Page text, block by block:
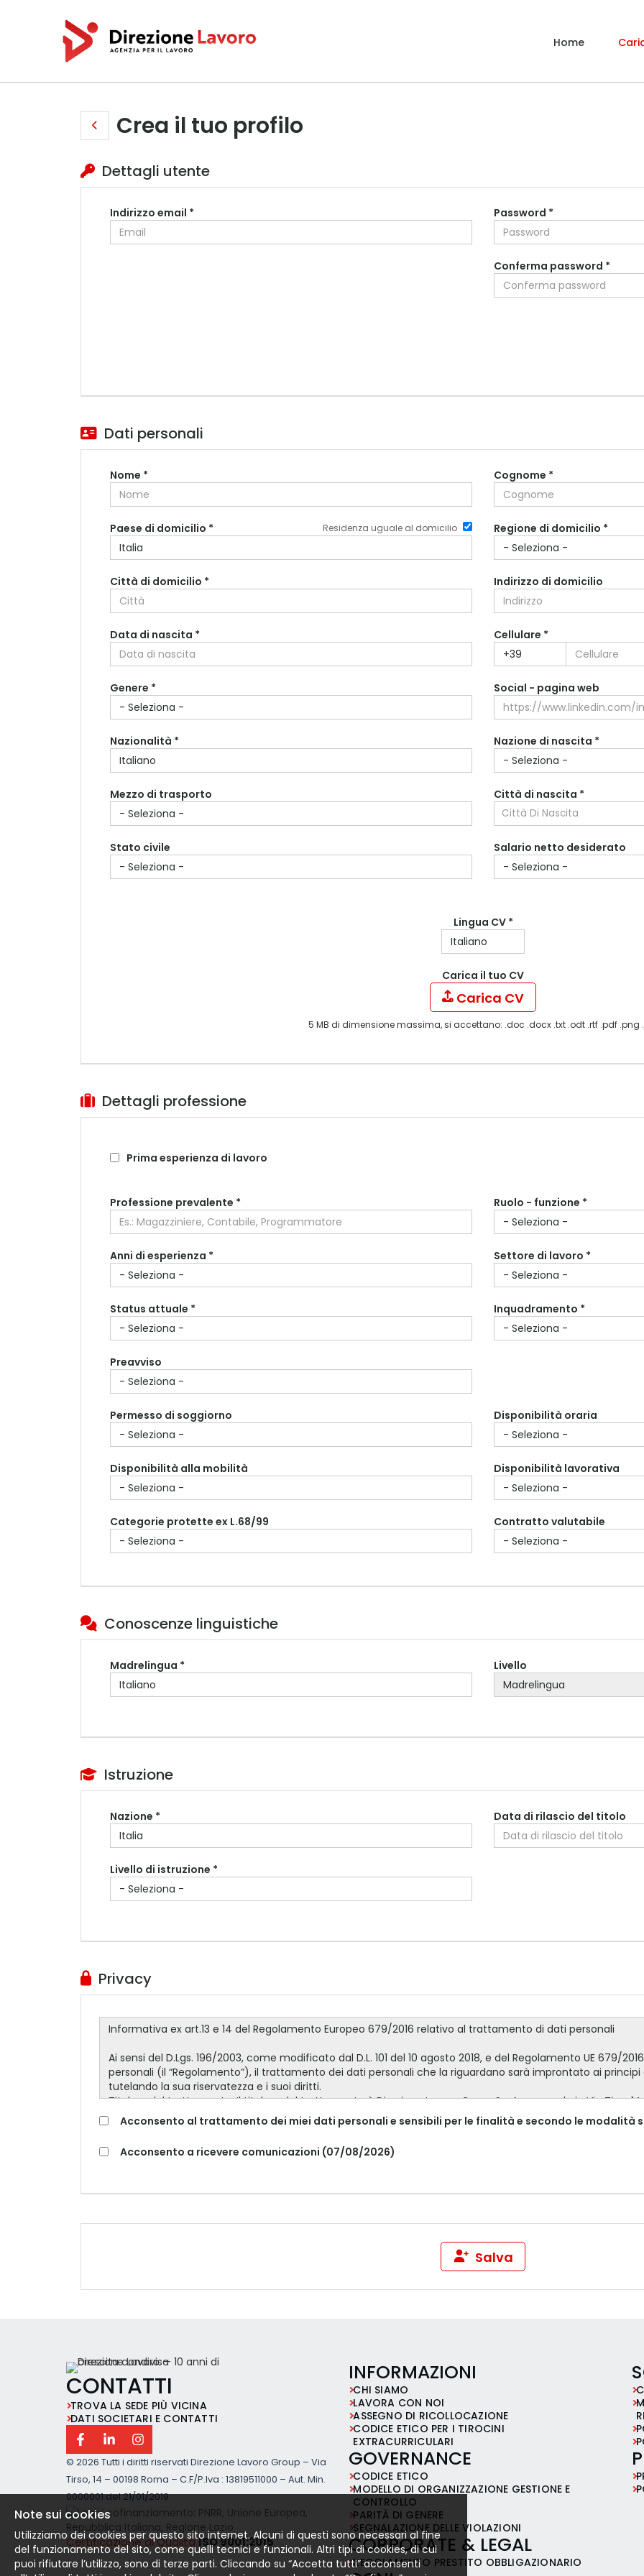
Note sui cookies
Utilizziamo dei cookies per questo sito internet. Alcuni di questi sono necessari al fine
del funzionamento del sito, come quelli tecnici e funzionali. Altri tipi di cookies, di cui
puoi rifiutare l’utilizzo, sono di terze parti. Cliccando su “Accetta tutti” acconsenti
Home
Crea il tuo profilo
Dettagli utente
Indirizzo email * Password *
Conferma password *
Dati personali
Nome * Cognome *
Paese di domicilio * Residenza uguale al domicilio Regione di domicilio *
Città di domicilio * Indirizzo di domicilio
Paese di residenza * Regione di residenza *
Città di residenza Indirizzo di residenza
Data di nascita *
Genere *
Nazionalità *
Mezzo di trasporto
Stato civile
Cellulare *
Social - pagina web
Nazione di nascita *
Città di nascita *
Città Di Nascita
Salario netto desiderato
Lingua CV *
Carica il tuo CV
Carica CV
5 MB di dimensione massima, si accettano: .doc .docx .txt .odt .rtf .pdf .png
Dettagli professione
Prima esperienza di lavoro
Professione prevalente * Ruolo - funzione *
Anni di esperienza *
Status attuale *
Preavviso
Settore di lavoro *
Inquadramento *
Permesso di soggiorno
Disponibilità alla mobilità
Categorie protette ex L.68/99
Disponibilità oraria
Disponibilità lavorativa
Contratto valutabile
Conoscenze linguistiche
Madrelingua * Livello
Istruzione
Nazione *
Livello di istruzione *
Data di rilascio del titolo
Privacy
Acconsento al trattamento dei miei dati personali e sensibili per le finalità e secondo le
Acconsento a ricevere comunicazioni (07/08/2026)
Salva
CONTATTI
TROVA LA SEDE PIÙ VICINA
DATI SOCIETARI E CONTATTI
© 2026 Tutti i diritti riservati Direzione Lavoro Group – Via
Tirso, 14 – 00198 Roma – C.F/P.Iva : 13819511000 – Aut. Min.
0000001 del 21/01/2019
Certificazione di Qualità ISO 9001:2015
INFORMAZIONI
CHI SIAMO
LAVORA CON NOI
ASSEGNO DI RICOLLOCAZIONE
CODICE ETICO PER I TIROCINI
EXTRACURRICULARI
GOVERNANCE
CODICE ETICO
MODELLO DI ORGANIZZAZIONE GESTIONE E
CONTROLLO
PARITÀ DI GENERE
SEGNALAZIONE DELLE VIOLAZIONI
CORPORATE & LEGAL
REGOLAMENTO PRESTITO OBBLIGAZIONARIO